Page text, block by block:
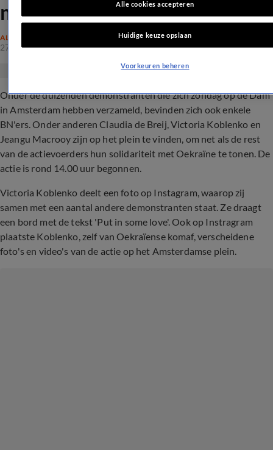
met Oekraïne op Dam
ALGEMEEN
27 feb 2022, 16:35
Onder de duizenden demonstranten die zich zondag op de Dam
in Amsterdam hebben verzameld, bevinden zich ook enkele
BN'ers. Onder anderen Claudia de Breij, Victoria Koblenko en
Jeangu Macrooy zijn op het plein te vinden, om net als de rest
van de actievoerders hun solidariteit met Oekraïne te tonen. De
actie is rond 14.00 uur begonnen.
Victoria Koblenko deelt een foto op Instagram, waarop zij
samen met een aantal andere demonstranten staat. Ze draagt
een bord met de tekst 'Put in some love'. Ook op Instragram
plaatste Koblenko, zelf van Oekraïense komaf, verscheidene
foto's en video's van de actie op het Amsterdamse plein.
Alle cookies accepteren
Huidige keuze opslaan
Voorkeuren beheren